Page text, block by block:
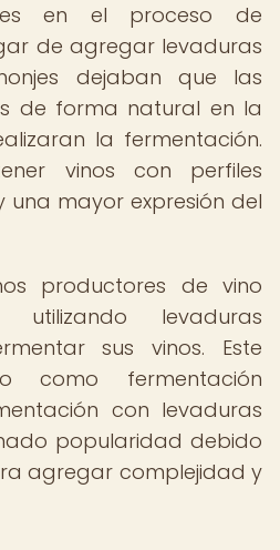
en el proceso de
de agregar levaduras
dejaban que las
de forma natural en la
la fermentación.
vinos con perfiles
una mayor expresión del
productores de vino
utilizando levaduras
sus vinos. Este
como fermentación
con levaduras
popularidad debido
agregar complejidad y